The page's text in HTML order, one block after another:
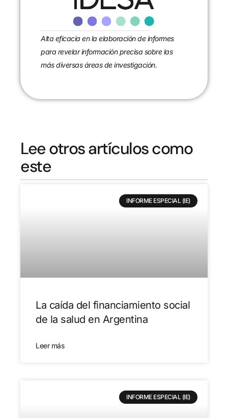
Alta eficacia en la elaboración de informes
para revelar información precisa sobre las
más diversas áreas de investigación.
Lee otros artículos como
este
INFORME ESPECIAL (IE)
La caída del financiamiento social
de la salud en Argentina
Leer más
INFORME ESPECIAL (IE)